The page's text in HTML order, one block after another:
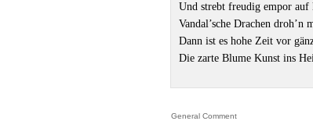
Und strebt freudig empor auf
Vandal’sche Drachen
Dann ist es hohe Zeit vor
Die zarte Blume Kunst ins
General Comment